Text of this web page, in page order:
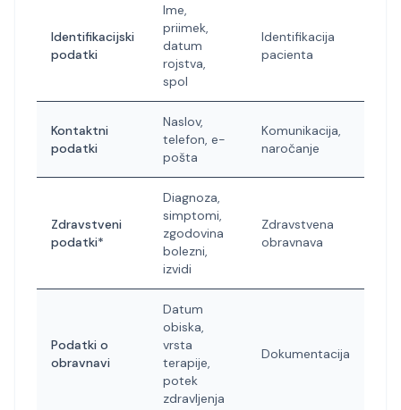
Identifikacijski
podatki
Ime,
priimek,
datum
rojstva,
spol
Identifikacija
pacienta
Kontaktni
podatki
Naslov,
telefon, e-
pošta
Komunikacija,
naročanje
Zdravstveni
podatki*
Diagnoza,
simptomi,
zgodovina
bolezni,
izvidi
Zdravstvena
obravnava
Podatki o
obravnavi
Datum
obiska,
vrsta
terapije,
potek
zdravljenja
Dokumentacija